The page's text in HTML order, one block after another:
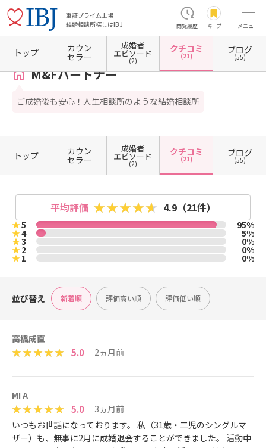
東証プライム上場
結婚相談所探しはIBJ
閲覧履歴 キープ メニュー
ホーム 埼玉県の結婚相談所 埼玉県入間市 M&Fパートナー クチコミ一覧
M&Fパートナー
ご成婚後も安心！人生相談所のような結婚相談所
トップ カウン
セラー
成婚者
エピソード
(2)
クチコミ
(21)
ブログ
(55)
トップ カウン
セラー
成婚者
エピソード
(2)
クチコミ
(21)
ブログ
(55)
平均評価 4.9（21件）
★5 95%
★4 5%
★3 0%
★2 0%
★1 0%
並び替え 新着順 評価高い順 評価低い順
高橋成直
5.0 2ヵ月前
MI A
5.0
3ヵ月前
いつもお世話になっております。 私（31歳・二児のシングルマ
ザー）も、無事に2月に成婚退会することができました。 活動中